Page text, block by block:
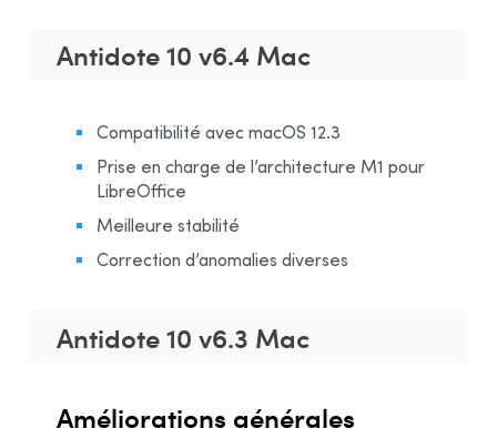
Organisations
Contenu linguistique
Antidote 10 v6.4 Mac
Compatibilité avec macOS 12.3
Prise en charge de l’architecture M1 pour
LibreOffice
Meilleure stabilité
Correction d’anomalies diverses
Antidote 10 v6.3 Mac
Améliorations générales